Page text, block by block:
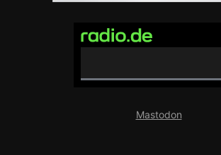
C
Mastodon